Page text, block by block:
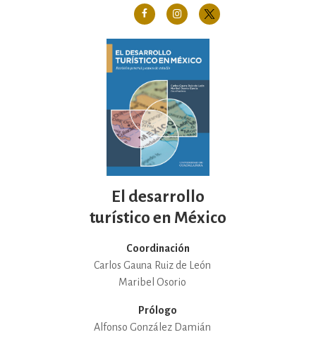
El desarrollo
turístico en México
Coordinación
Carlos Gauna Ruiz de León
Maribel Osorio
Prólogo
Alfonso González Damián